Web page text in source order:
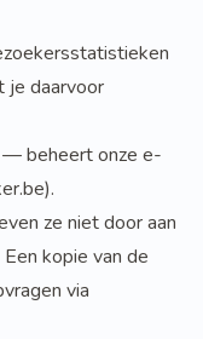
je daarvoor
— beheert onze e-
).
ze niet door aan
kopie van de
via